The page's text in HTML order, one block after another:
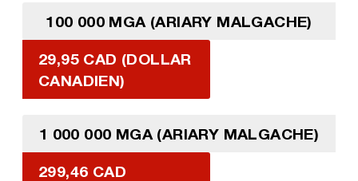
100 000 MGA (ARIARY MALGACHE)
29,95 CAD (DOLLAR
CANADIEN)
1 000 000 MGA (ARIARY MALGACHE)
299,46 CAD